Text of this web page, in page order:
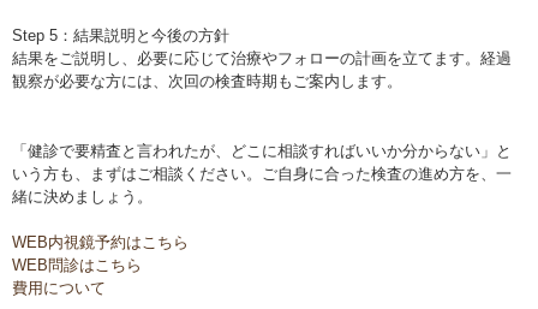
Step 5：結果説明と今後の方針
結果をご説明し、必要に応じて治療やフォローの計画を立てます。経過
観察が必要な方には、次回の検査時期もご案内します。
「健診で要精査と言われたが、どこに相談すればいいか分からない」と
いう方も、まずはご相談ください。ご自身に合った検査の進め方を、一
緒に決めましょう。
WEB内視鏡予約はこちら
WEB問診はこちら
費用について